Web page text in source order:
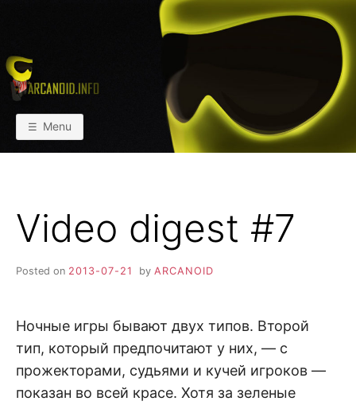
АРКАИНФО
Пейнтбол vs Paintball
Menu
Video digest #7
Posted on 2013-07-21 by ARCANOID
Ночные игры бывают двух типов. Второй
тип, который предпочитают у них, — с
прожекторами, судьями и кучей игроков —
показан во всей красе. Хотя за зеленые